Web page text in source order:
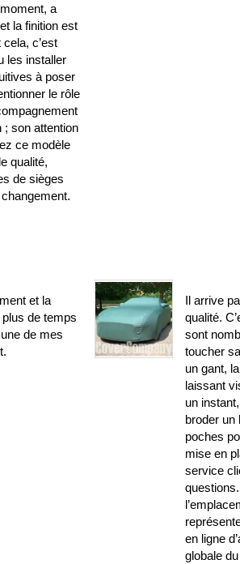
a
la finition est
c’est
les installer
à poser
le rôle
; son attention
ce modèle
qualité,
de sièges
et la
de temps
de mes
Il arrive
qualité.
sont
toucher
un gant,
laissant
un
broder un
poches
mise en
service
en ligne
globale